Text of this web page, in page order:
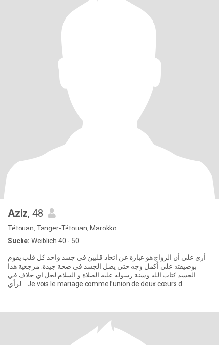
Aziz, 48
Tétouan, Tanger-Tétouan, Marokko
Suche: Weiblich 40 - 50
أرى على أن الزواج هو عبارة عن اتحاد قلبين في جسد واحد كل قلب يقوم
بوضيفته على أكمل وجه حتى يضل الجسد في صحة جيدة. مرجعية هذا
الجسد كتاب الله وسنة رسوله عليه الصلاة و السلام لحل اي خلاف في
الرأي . Je vois le mariage comme l’union de deux cœurs d